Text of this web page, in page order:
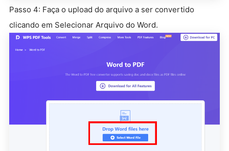
Passo 4: Faça o upload do arquivo a ser convertido
clicando em Selecionar Arquivo do Word.